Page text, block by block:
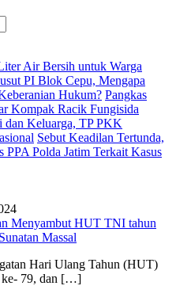
Air Bersih untuk Warga
PI Blok Cepu, Mengapa
Hukum? Pangkas
Kompak Racik Fungisida
Keluarga, TP PKK
Sebut Keadilan Tertunda,
Polda Jatim Terkait Kasus
Menyambut HUT TNI tahun
Massal
Hari Ulang Tahun (HUT)
ke- 79, dan […]